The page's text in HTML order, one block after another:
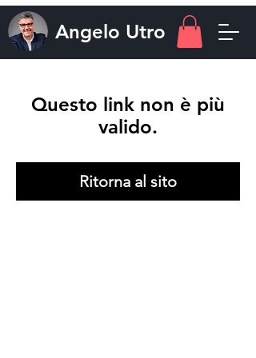
Angelo Utro
Questo link non è più
valido.
Ritorna al sito